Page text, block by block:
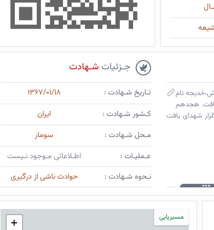
نام
در جبهه حضور یافت. هجدهم
شهدای یافت
جـزئیاتشـهادت
تـاریخ شـهادت :
۱۳۶۷/۰۱/۱۸
کـشور شـهادت :
ایران
مـحل شـهادت :
سومار
عـملیـات :
اطـلاعاتی مـوجود نـیست
نـحوه شـهادت :
حوادث ناشی از درگیری
مسیریابی
+